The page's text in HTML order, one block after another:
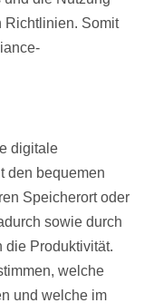
Richtlinien. Somit
digitale
den bequemen
Speicherort oder
sowie durch
Produktivität.
welche
und welche im